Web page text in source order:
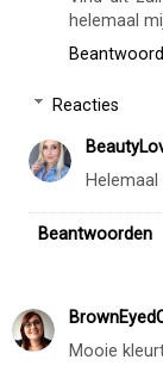
helemaal
Reacties
Helemaal
Beantwoorden
Mooie